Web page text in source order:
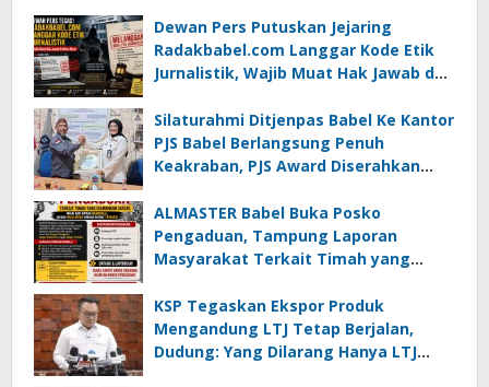
Dewan Pers Putuskan Jejaring
Radakbabel.com Langgar Kode Etik
Jurnalistik, Wajib Muat Hak Jawab dan
Silaturahmi Ditjenpas Babel Ke Kantor
PJS Babel Berlangsung Penuh
Keakraban, PJS Award Diserahkan
ALMASTER Babel Buka Posko
Pengaduan, Tampung Laporan
Masyarakat Terkait Timah yang
KSP Tegaskan Ekspor Produk
Mengandung LTJ Tetap Berjalan,
Dudung: Yang Dilarang Hanya LTJ